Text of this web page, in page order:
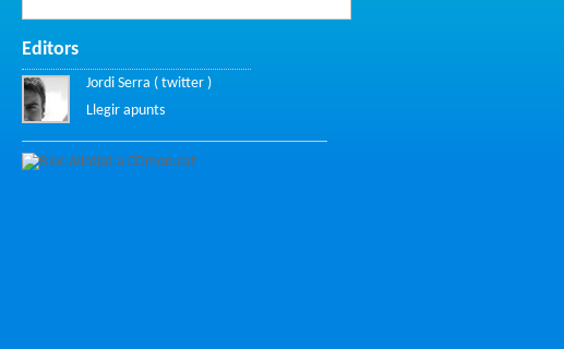
Editors
Jordi Serra ( twitter )
Llegir apunts